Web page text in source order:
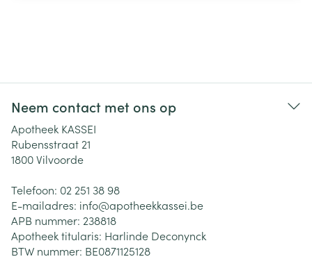
Neem contact met ons op
Apotheek KASSEI
Rubensstraat 21
1800Vilvoorde
Telefoon: 02 251 38 98
E-mailadres: info@apotheekkassei.be
APB nummer: 238818
Apotheek titularis: Harlinde Deconynck
BTW nummer: BE0871125128